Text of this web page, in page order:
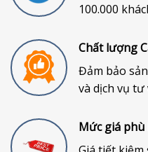
100.000
Chất lượng
Đảm bảo
và dịch vụ
Mức giá phù